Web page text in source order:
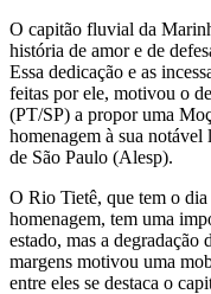
O capitão fluvial da
história de amor e de
Essa dedicação e as
feitas por ele, motivou o
(PT/SP) a propor uma
homenagem à sua
de São Paulo (Alesp).
O Rio Tietê, que tem o dia
homenagem, tem uma
estado, mas a degradação
margens motivou uma
entre eles se destaca o